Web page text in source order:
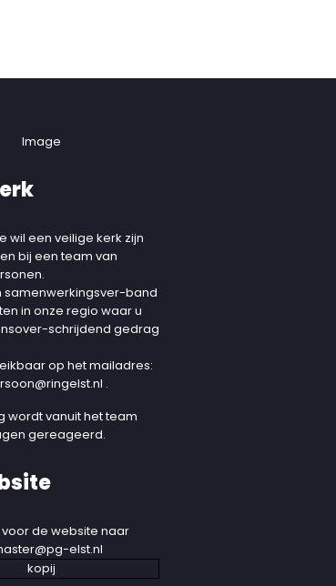
wil een veilige kerk zijn
bij een team van
samenwerkingsver-band
in onze regio waar u
schrijdend gedrag
op het mailadres:
.
wordt vanuit het team
gereageerd.
voor de website naar
elst.nl